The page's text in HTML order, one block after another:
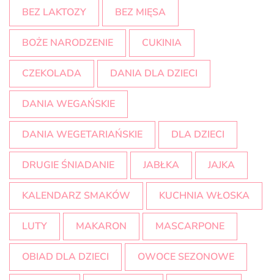
BEZ LAKTOZY BEZ MIĘSA
BOŻE NARODZENIE CUKINIA
CZEKOLADA DANIA DLA DZIECI
DANIA WEGAŃSKIE
DANIA WEGETARIAŃSKIE DLA DZIECI
DRUGIE ŚNIADANIE JABŁKA JAJKA
KALENDARZ SMAKÓW KUCHNIA WŁOSKA
LUTY MAKARON MASCARPONE
OBIAD DLA DZIECI OWOCE SEZONOWE